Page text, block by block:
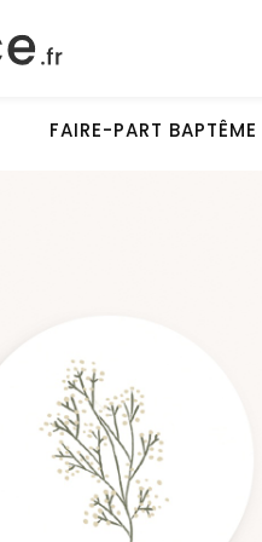
FAIRE-PART BAPTÊME